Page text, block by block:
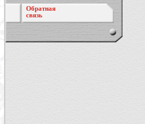
Обратная
связь